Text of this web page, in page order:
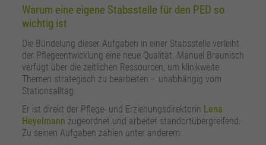
Warum eine eigene Stabsstelle für den PED so
wichtig ist
Die Bündelung dieser Aufgaben in einer Stabsstelle verleiht
der Pflegeentwicklung eine neue Qualität. Manuel Braunisch
verfügt über die zeitlichen Ressourcen, um klinikweite
Themen strategisch zu bearbeiten – unabhängig vom
Stationsalltag.
Er ist direkt der Pflege- und Erziehungsdirektorin Lena
Heyelmann zugeordnet und arbeitet standortübergreifend.
Zu seinen Aufgaben zählen unter anderem: